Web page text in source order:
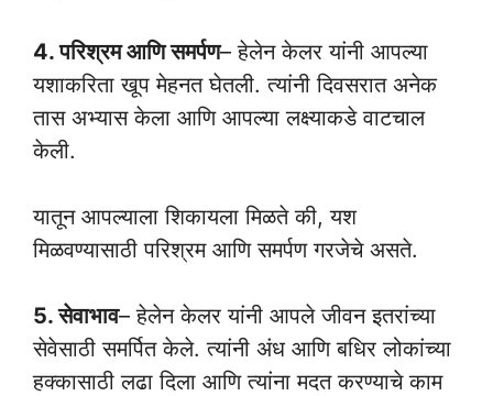
4. परिश्रम आणि समर्पण– हेलेन केलर यांनी आपल्या
यशाकरिता खूप मेहनत घेतली. त्यांनी दिवसरात अनेक
तास अभ्यास केला आणि आपल्या लक्ष्याकडे वाटचाल
केली.
यातून आपल्याला शिकायला मिळते की, यश
मिळवण्यासाठी परिश्रम आणि समर्पण गरजेचे असते.
5. सेवाभाव– हेलेन केलर यांनी आपले जीवन इतरांच्या
सेवेसाठी समर्पित केले. त्यांनी अंध आणि बधिर लोकांच्या
हक्कासाठी लढा दिला आणि त्यांना मदत करण्याचे काम